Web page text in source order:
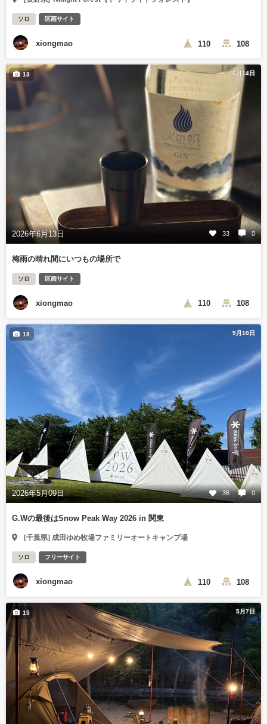
ソロ 区画サイト
xiongmao 110 108
6月14日
2026年6月13日 33 0
13
梅雨の晴れ間にいつもの場所で
ソロ 区画サイト
xiongmao 110 108
5月10日
2026年5月09日 36 0
18
G.Wの最後はSnow Peak Way 2026 in 関東
[千葉県] 成田ゆめ牧場ファミリーオートキャンプ場
ソロ フリーサイト
xiongmao 110 108
5月7日
15